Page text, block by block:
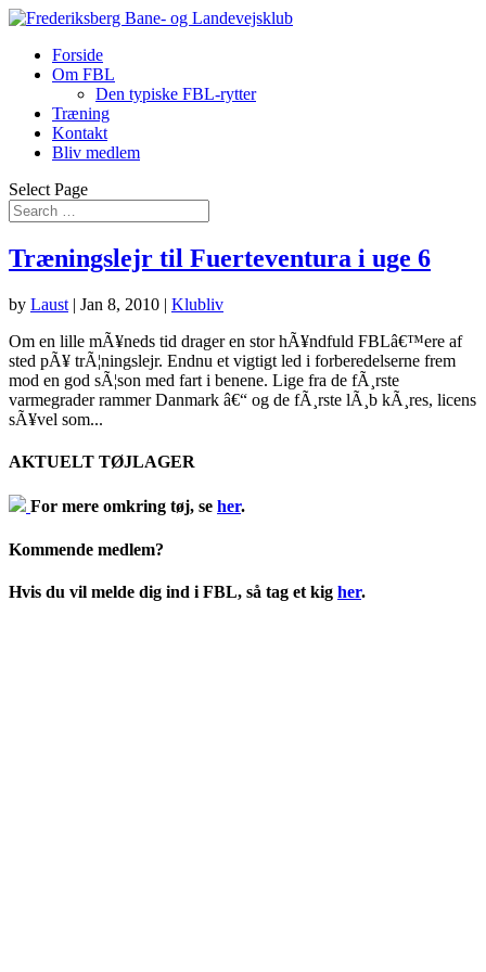
Forside
Om FBL
Den typiske FBL-rytter
Træning
Kontakt
Bliv medlem
Select Page
Træningslejr til Fuerteventura i uge 6
by Laust | Jan 8, 2010 | Klubliv
Om en lille mÃ¥neds tid drager en stor hÃ¥ndfuld FBLâ€™ere af
sted pÃ¥ trÃ¦ningslejr. Endnu et vigtigt led i forberedelserne frem
mod en god sÃ¦son med fart i benene. Lige fra de fÃ¸rste
varmegrader rammer Danmark â€“ og de fÃ¸rste lÃ¸b kÃ¸res, licens
sÃ¥vel som...
AKTUELT TØJLAGER
For mere omkring tøj, se her.
Kommende medlem?
Hvis du vil melde dig ind i FBL, så tag et kig her.